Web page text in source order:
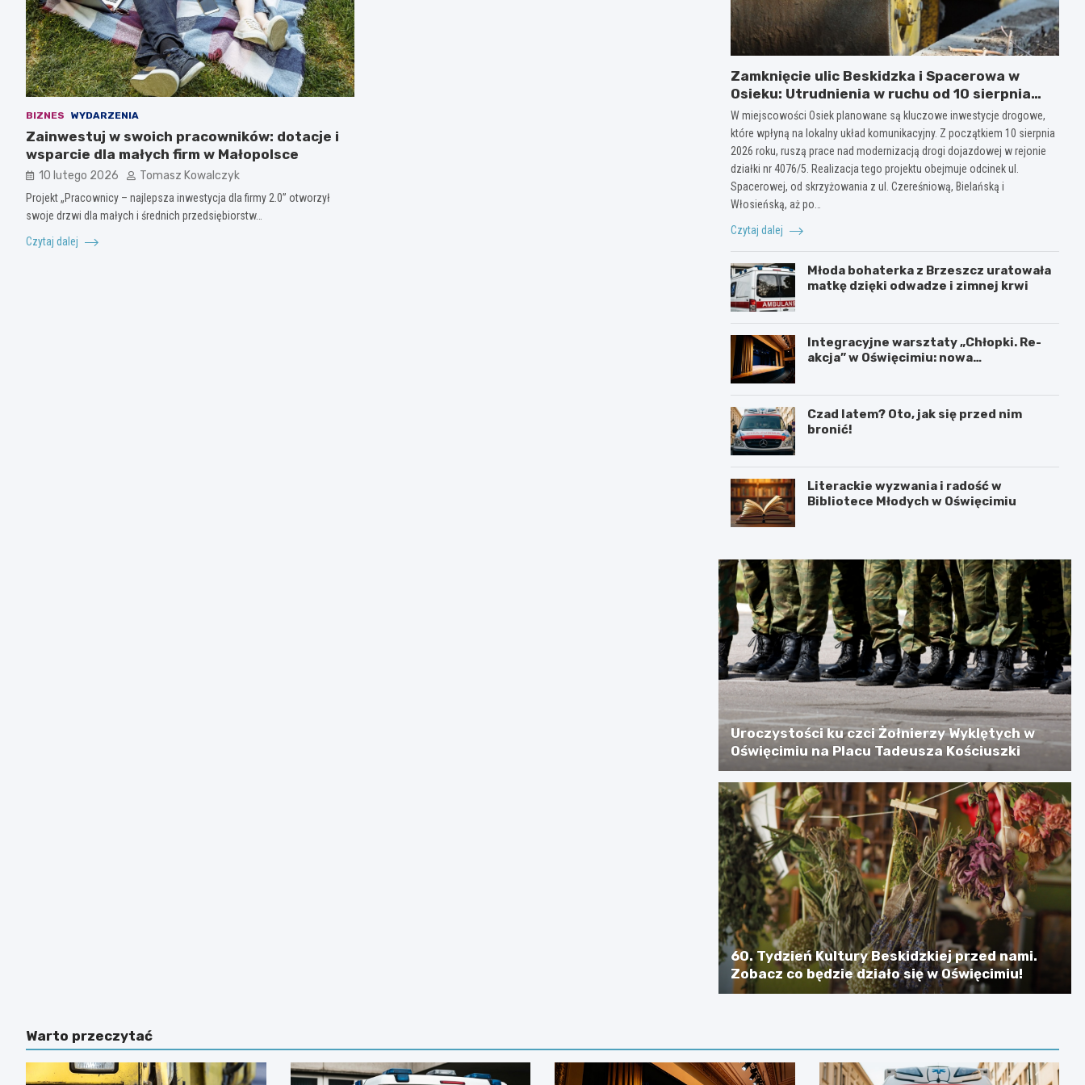
BIZNES WYDARZENIA
Zainwestuj w swoich pracowników: dotacje i
wsparcie dla małych firm w Małopolsce
10 lutego 2026 Tomasz Kowalczyk
Projekt „Pracownicy – najlepsza inwestycja dla firmy 2.0” otworzył
swoje drzwi dla małych i średnich przedsiębiorstw…
Czytaj dalej
Zamknięcie ulic Beskidzka i Spacerowa w
Osieku: Utrudnienia w ruchu od 10 sierpnia
2026 roku
W miejscowości Osiek planowane są kluczowe inwestycje drogowe,
które wpłyną na lokalny układ komunikacyjny. Z początkiem 10 sierpnia
2026 roku, ruszą prace nad modernizacją drogi dojazdowej w rejonie
działki nr 4076/5. Realizacja tego projektu obejmuje odcinek ul.
Spacerowej, od skrzyżowania z ul. Czereśniową, Bielańską i
Włosieńską, aż po…
Czytaj dalej
Młoda bohaterka z Brzeszcz uratowała
matkę dzięki odwadze i zimnej krwi
Integracyjne warsztaty „Chłopki. Re-
akcja” w Oświęcimiu: nowa
Czad latem? Oto, jak się przed nim
bronić!
Literackie wyzwania i radość w
Bibliotece Młodych w Oświęcimiu
Uroczystości ku czci Żołnierzy Wyklętych w
Oświęcimiu na Placu Tadeusza Kościuszki
60. Tydzień Kultury Beskidzkiej przed nami.
Zobacz co będzie działo się w Oświęcimiu!
Warto przeczytać